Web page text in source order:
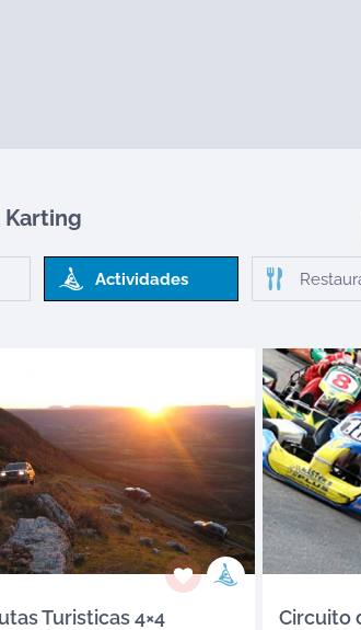
Karting
Actividades
Turisticas 4×4 Circuito